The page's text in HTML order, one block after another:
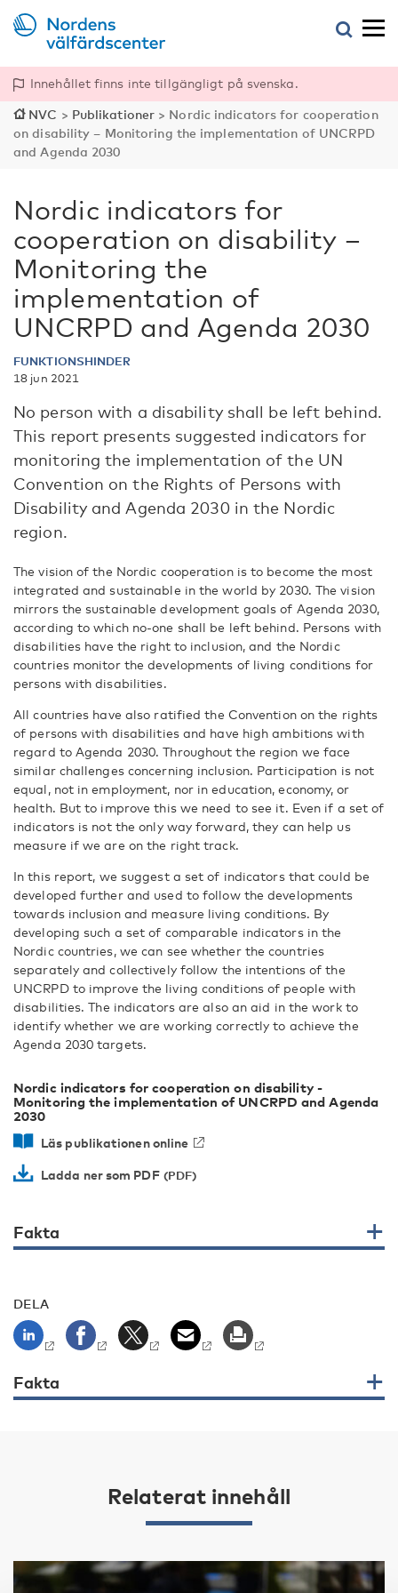
Innehållet finns inte tillgängligt på svenska.
NVC > Publikationer > Nordic indicators for cooperation
on disability – Monitoring the implementation of UNCRPD
and Agenda 2030
Nordic indicators for
cooperation on disability –
Monitoring the
implementation of
UNCRPD and Agenda 2030
FUNKTIONSHINDER
18 jun 2021
No person with a disability shall be left behind.
This report presents suggested indicators for
monitoring the implementation of the UN
Convention on the Rights of Persons with
Disability and Agenda 2030 in the Nordic
region.
The vision of the Nordic cooperation is to become the most
integrated and sustainable in the world by 2030. The vision
mirrors the sustainable development goals of Agenda 2030,
according to which no-one shall be left behind. Persons with
disabilities have the right to inclusion, and the Nordic
countries monitor the developments of living conditions for
persons with disabilities.
All countries have also ratified the Convention on the rights
of persons with disabilities and have high ambitions with
regard to Agenda 2030. Throughout the region we face
similar challenges concerning inclusion. Participation is not
equal, not in employment, nor in education, economy, or
health. But to improve this we need to see it. Even if a set of
indicators is not the only way forward, they can help us
measure if we are on the right track.
In this report, we suggest a set of indicators that could be
developed further and used to follow the developments
towards inclusion and measure living conditions. By
developing such a set of comparable indicators in the
Nordic countries, we can see whether the countries
separately and collectively follow the intentions of the
UNCRPD to improve the living conditions of people with
disabilities. The indicators are also an aid in the work to
identify whether we are working correctly to achieve the
Agenda 2030 targets.
Nordic indicators for cooperation on disability -
Monitoring the implementation of UNCRPD and Agenda
2030
Läs publikationen online
Ladda ner som PDF
Fakta
DELA
Fakta
Relaterat innehåll